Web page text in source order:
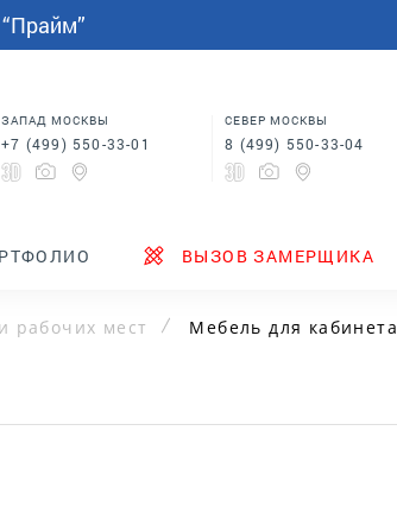
ЗАПАД МОСКВЫ
+7 (499) 550-33-01
СЕВЕР МОСКВЫ
8 (499) 550-33-04
ВЫЗОВ ЗАМЕРЩИКА
Шкафы купе в спальню
ТЕНДЕРЫ НОВИНКИ
Кровати для спальни
Столы
рабочих мест Мебель для кабинета